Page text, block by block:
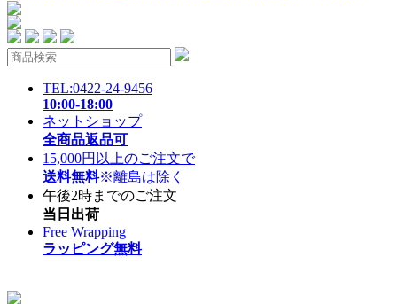
TEL:0422-24-9456
10:00-18:00
ネットショップ
全商品返品可
15,000円以上のご注文で
送料無料※離島は除く
午後2時までのご注文
当日出荷
Free Wrapping
ラッピング無料